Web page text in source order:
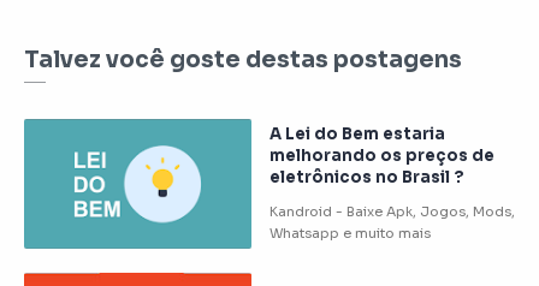
Talvez você goste destas postagens
A Lei do Bem estaria
melhorando os preços de
eletrônicos no Brasil ?